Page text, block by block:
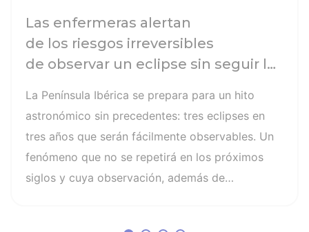
Las enfermeras alertan
de los riesgos irreversibles
de observar un eclipse sin seguir las
solar es el mayor de los peligros
La Península Ibérica se prepara para un hito
astronómico sin precedentes: tres eclipses en
tres años que serán fácilmente observables. Un
fenómeno que no se repetirá en los próximos
siglos y cuya observación, además de